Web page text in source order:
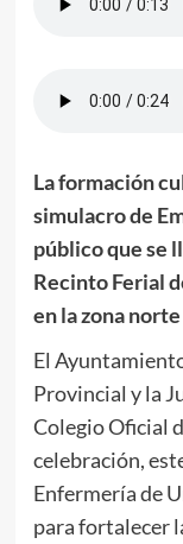
La formación
simulacro de
público que se
Recinto Ferial
en la zona norte
El
Provincial y la
Colegio Oficial
celebración,
Enfermería de
para fortalecer